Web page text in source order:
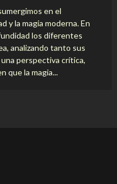
en el
y la magia moderna. En
los diferentes
analizando tanto sus
perspectiva crítica,
que la magia...